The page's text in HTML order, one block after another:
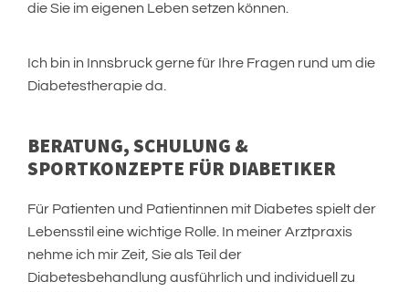
die Sie im eigenen Leben setzen können.
Ich bin in Innsbruck gerne für Ihre Fragen rund um die
Diabetestherapie da.
BERATUNG, SCHULUNG &
SPORTKONZEPTE FÜR DIABETIKER
Für Patienten und Patientinnen mit Diabetes spielt der
Lebensstil eine wichtige Rolle. In meiner Arztpraxis
nehme ich mir Zeit, Sie als Teil der
Diabetesbehandlung ausführlich und individuell zu